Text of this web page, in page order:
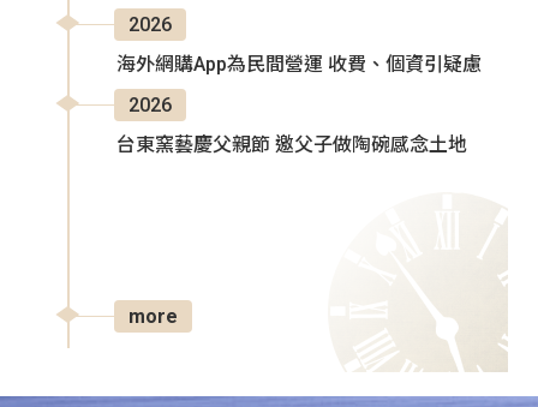
2026
海外網購App為民間營運 收費、個資引疑慮
2026
台東窯藝慶父親節 邀父子做陶碗感念土地
more